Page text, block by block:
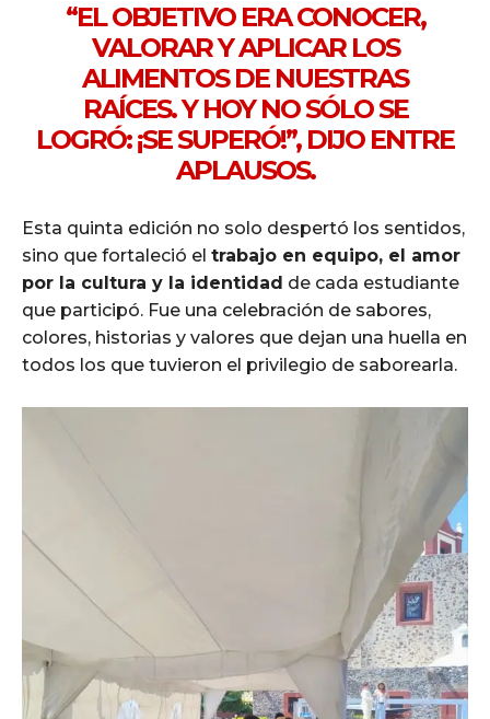
“EL OBJETIVO ERA CONOCER,
VALORAR Y APLICAR LOS
ALIMENTOS DE NUESTRAS
RAÍCES. Y HOY NO SÓLO SE
LOGRÓ: ¡SE SUPERÓ!”, DIJO ENTRE
APLAUSOS.
Esta quinta edición no solo despertó los sentidos,
sino que fortaleció el trabajo en equipo, el amor
por la cultura y la identidad de cada estudiante
que participó. Fue una celebración de sabores,
colores, historias y valores que dejan una huella en
todos los que tuvieron el privilegio de saborearla.